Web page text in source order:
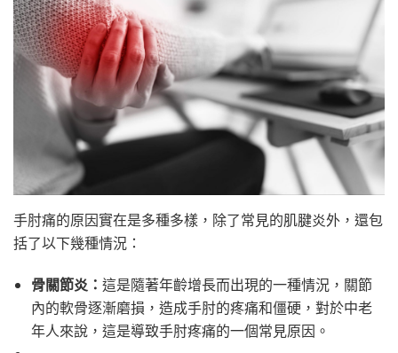
手肘痛的原因實在是多種多樣，除了常見的肌腱炎外，還包
括了以下幾種情況：
骨關節炎： 這是隨著年齡增長而出現的一種情況，關節
內的軟骨逐漸磨損，造成手肘的疼痛和僵硬，對於中老
年人來說，這是導致手肘疼痛的一個常見原因。